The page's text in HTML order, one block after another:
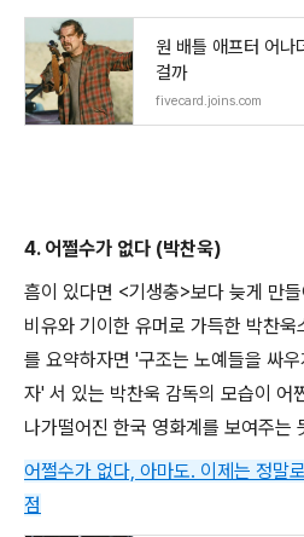
원 배틀 애프터 어나
걸까
fivecard.joins.com
4. 어쩔수가 없다 (박찬욱)
흠이 있다면 <기생충>보다 늦게 만
비유와 기이한 유머로 가득한 박찬욱
를 요약하자면 '구조는 노예들을 싸
자' 서 있는 박찬욱 감독의 모습이 어
나가떨어진 한국 영화계를 보여주는
어쩔수가 없다, 아마도. 이제는 정말
점